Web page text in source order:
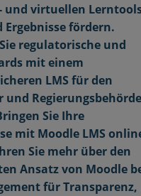
und virtuellen
fördern.
regulatorische und
mit einem
LMS für den
Sie Ihre
mit Moodle LMS
Sie mehr über den
Ansatz von Moodle
für Transparenz,